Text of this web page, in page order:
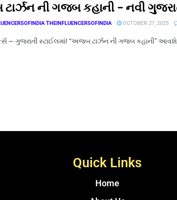
ની ગજબ કહાની – નવી
THEINFLUENCERSOFINDIA OCTOBER 27, 2025
— ગુજરાતી સ્ટાઈલમાં! “અજબ ટાર્ઝન ની ગજબ કહાની”
Quick Links
Home